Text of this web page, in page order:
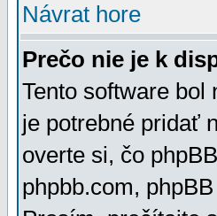
Návrat hore
Prečo nie je k
Tento software bol
je potrebné pridať
overte si, čo
phpbb.com,